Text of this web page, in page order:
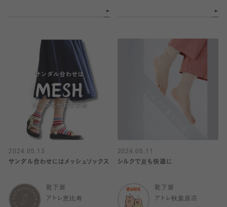
2024.05.13
サンダル合わせにはメッシュソックス
靴下屋
アトレ恵比寿
2024.05.11
シルクで夏も快適に
靴下屋
アトレ秋葉原店